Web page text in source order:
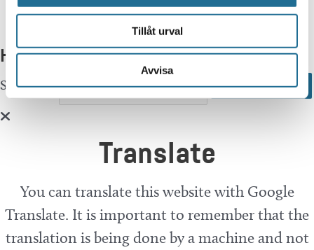
Tillåt urval
Avvisa
Hittar du inte vad du söker?
Sök här... Search
Translate
You can translate this website with Google
Translate. It is important to remember that the
translation is being done by a machine and not